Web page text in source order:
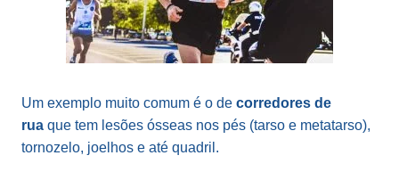
Um exemplo muito comum é o de corredores de
rua que tem lesões ósseas nos pés (tarso e metatarso),
tornozelo, joelhos e até quadril.